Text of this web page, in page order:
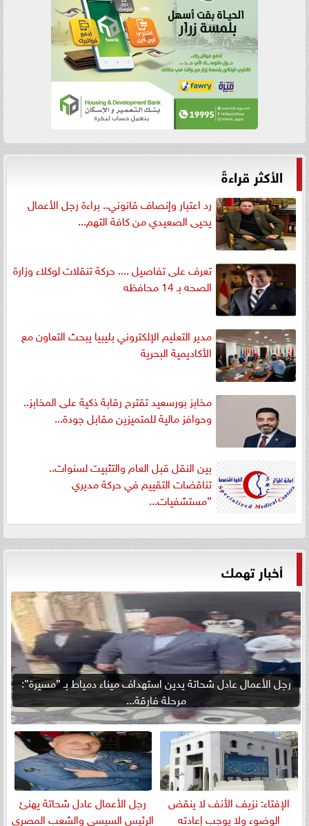
الأكثر قراءةً
رد اعتبار وإنصاف قانوني.. براءة رجل الأعمال
يحيى الصعيدي من كافة التهم...
تعرف على تفاصيل .... حركة تنقلات لوكلاء وزارة
الصحه بـ 14 محافظه
مدير التعليم الإلكتروني بليبيا يبحث التعاون مع
الأكاديمية البحرية
مخابز بورسعيد تقترح رقابة ذكية على المخابز..
وحوافز مالية للمتميزين مقابل جودة...
بين النقل قبل العام والتثبيت لسنوات..
تناقضات التقييم في حركة مديري
”مستشفيات...
أخبار تهمك
رجل الأعمال عادل شحاتة يدين استهداف ميناء دمياط بـ ”مسيرة”:
مرحلة فارقة...
الإفتاء: نزيف الأنف لا ينقض
الوضوء ولا يوجب إعادته
رجل الأعمال عادل شحاتة يهنئ
الرئيس السيسي والشعب المصري